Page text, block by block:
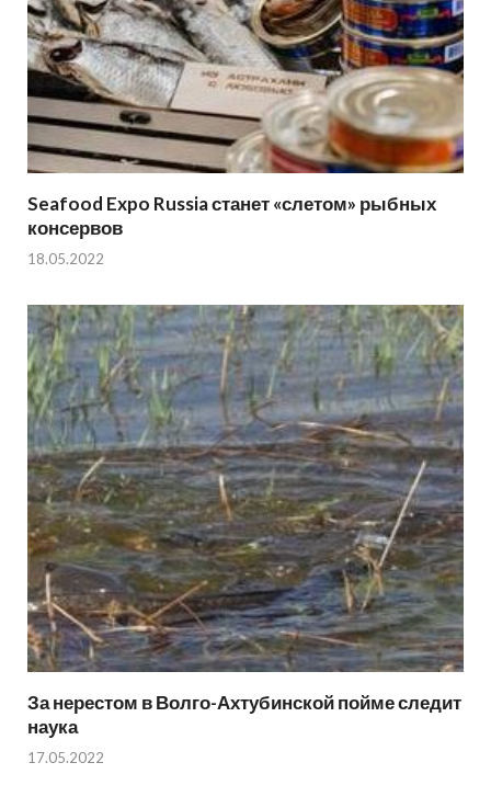
Seafood Expo Russia станет «слетом» рыбных
консервов
18.05.2022
За нерестом в Волго-Ахтубинской пойме следит
наука
17.05.2022